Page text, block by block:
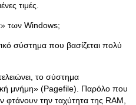
τιμές.
των Windows;
σύστημα που βασίζεται πολύ
το σύστημα
μνήμη» (Pagefile). Παρόλο που
φτάνουν την ταχύτητα της RAM,